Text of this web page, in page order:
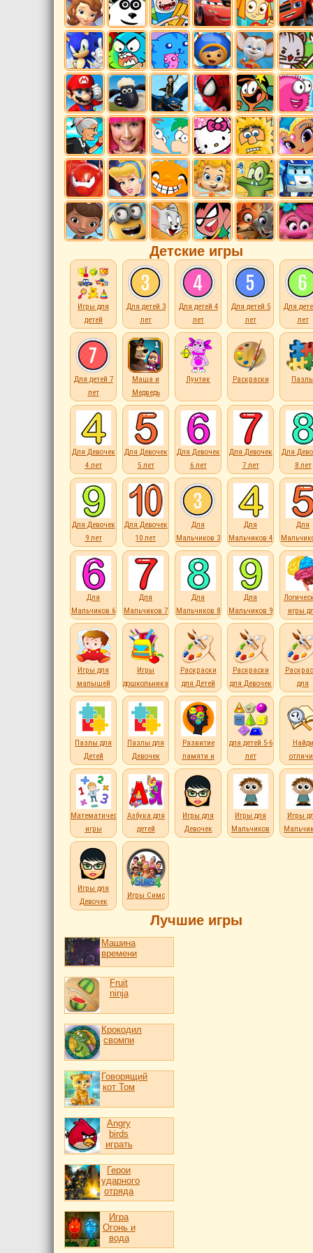
Детские игры
Игры для
детей
Для детей 3
лет
Для детей 4
лет
Для детей 5
лет
Для
лет
Для детей 7
лет
Маша и
Медведь
Лунтик Раскраски Пазлы
Для Девочек
4 лет
Для Девочек
5 лет
Для Девочек
6 лет
Для Девочек
7 лет
Для
8 лет
Для Девочек
9 лет
Для Девочек
10 лет
Для
Мальчиков 3
лет
Для
Мальчиков 4
лет
Для
лет
Для
Мальчиков 6
лет
Для
Мальчиков 7
лет
Для
Мальчиков 8
лет
Для
Мальчиков 9
лет
игры
детей
Игры для
малышей
Игры
дошкольникам
Раскраски
для Детей
Раскраски
для Девочек
для
Пазлы для
Детей
Пазлы для
Девочек
Развитие
памяти и
внимания
для детей 5-6
лет
Найди
Математические
игры
Азбука для
детей
Игры для
Девочек
Игры для
Мальчиков
Игры
Игры для
Девочек
Игры Симс
Лучшие игры
Машина
времени
Fruit
ninja
Крокодил
свомпи
Говорящий
кот Том
Angry
birds
играть
Герои
ударного
отряда
Игра
Огонь и
вода